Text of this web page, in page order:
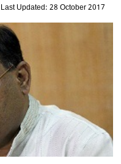
Last Updated: 28 October 2017